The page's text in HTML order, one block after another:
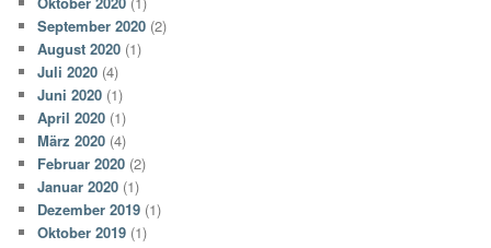
September 2020 (2)
August 2020 (1)
Juli 2020 (4)
Juni 2020 (1)
April 2020 (1)
März 2020 (4)
Februar 2020 (2)
Januar 2020 (1)
Dezember 2019 (1)
Oktober 2019 (1)